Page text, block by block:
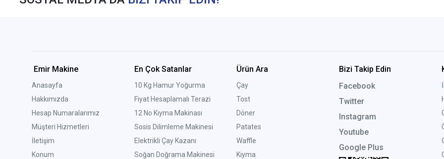
Emir Makine
Anasayfa
Hakkımızda
Hesap Numaralarımız
Müşteri Hizmetleri
İletişim
Konum
En Çok Satanlar
10 Kg Hamur Yoğurma
Fiyat Hesaplamalı Terazi
12 No Kıyma Makinası
Sosis Dilimleme Makinesi
Elektrikli Çay Kazanı
Soğan Doğrama Makinesi
Ürün Ara
Çay
Tost
Döner
Patates
Waffle
Kıyma
Bizi Takip Edin
Facebook
Twitter
Instagram
Youtube
Google Plus